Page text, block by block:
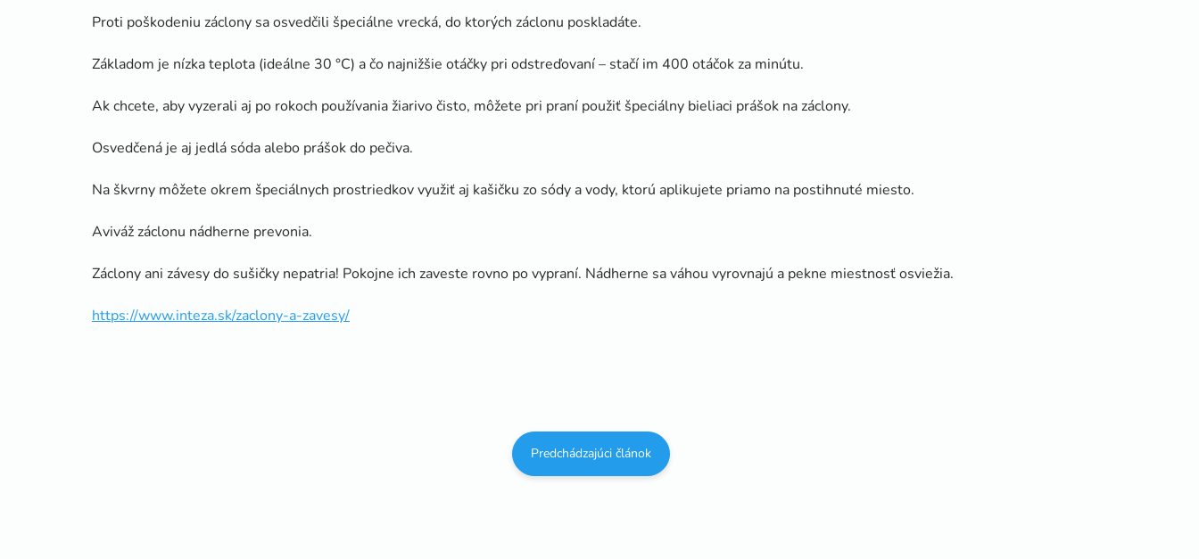
Proti poškodeniu záclony sa osvedčili špeciálne vrecká, do ktorých záclonu poskladáte.
Základom je nízka teplota (ideálne 30 °C) a čo najnižšie otáčky pri odstreďovaní – stačí im 400 otáčok za minútu.
Ak chcete, aby vyzerali aj po rokoch používania žiarivo čisto, môžete pri praní použiť špeciálny bieliaci prášok na záclony.
Osvedčená je aj jedlá sóda alebo prášok do pečiva.
Na škvrny môžete okrem špeciálnych prostriedkov využiť aj kašičku zo sódy a vody, ktorú aplikujete priamo na postihnuté miesto.
Aviváž záclonu nádherne prevonia.
Záclony ani závesy do sušičky nepatria! Pokojne ich zaveste rovno po vypraní. Nádherne sa váhou vyrovnajú a pekne miestnosť osviežia.
https://www.inteza.sk/zaclony-a-zavesy/
Predchádzajúci článok